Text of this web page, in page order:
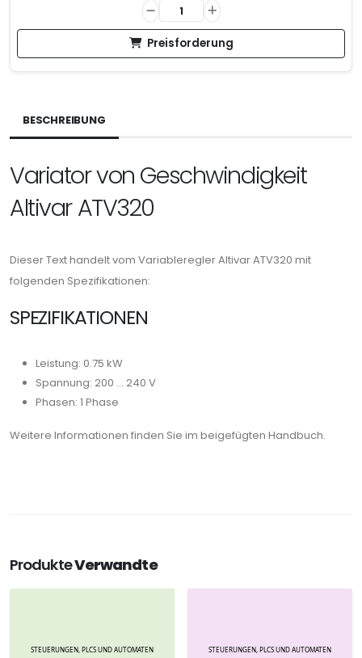
Preisforderung
BESCHREIBUNG
Variator von Geschwindigkeit
Altivar ATV320
Dieser Text handelt vom Variableregler Altivar ATV320 mit
folgenden Spezifikationen:
SPEZIFIKATIONEN
Leistung: 0.75 kW
Spannung: 200 ... 240 V
Phasen: 1 Phase
Weitere Informationen finden Sie im beigefügten Handbuch.
ProdukteVerwandte